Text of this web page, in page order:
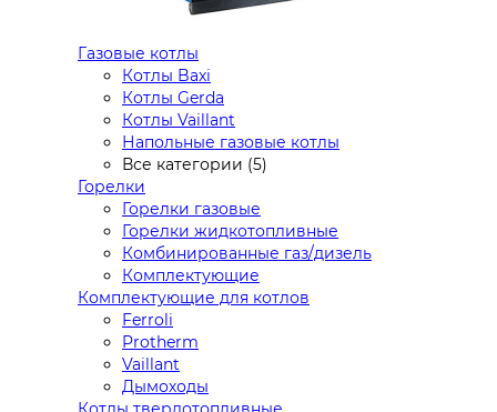
Газовые котлы
Котлы Baxi
Котлы Gerda
Котлы Vaillant
Напольные газовые котлы
Все категории (5)
Горелки
Горелки газовые
Горелки жидкотопливные
Комбинированные газ/дизель
Комплектующие
Комплектующие для котлов
Ferroli
Protherm
Vaillant
Дымоходы